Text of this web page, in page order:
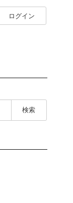
ログイン